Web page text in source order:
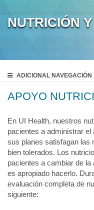
NUTRICIÓN
ADICIONAL NAVEGACIÓN
APOYO
En UI Health, nuestros
pacientes a administrar
sus planes satisfagan las
bien tolerados. Los
pacientes a cambiar de
es apropiado hacerlo.
evaluación completa de
siguiente: